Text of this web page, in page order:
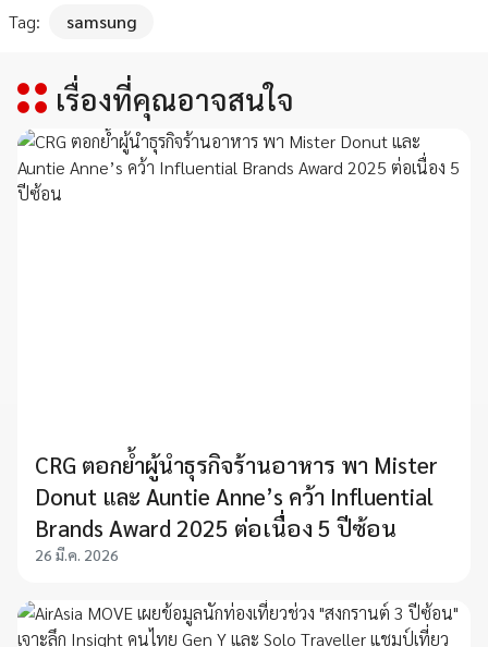
Tag: samsung
เรื่องที่คุณอาจสนใจ
CRG ตอกย้ำผู้นำธุรกิจร้านอาหาร พา Mister
Donut และ Auntie Anne’s คว้า Influential
Brands Award 2025 ต่อเนื่อง 5 ปีซ้อน
26 มี.ค. 2026